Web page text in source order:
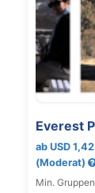
Everest
ab USD
(Moderat)
Min.